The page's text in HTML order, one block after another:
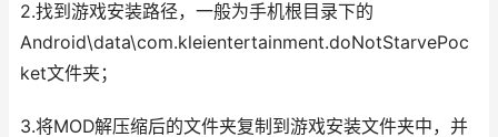
2.找到游戏安装路径，一般为手机根目录下的
Android\data\com.kleientertainment.doNotStarvePoc
ket文件夹；
3.将MOD解压缩后的文件夹复制到游戏安装文件夹中，并